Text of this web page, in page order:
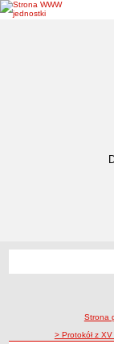
Status gminy
Lokalizacja
ścieżka
Strona
> Protokół z